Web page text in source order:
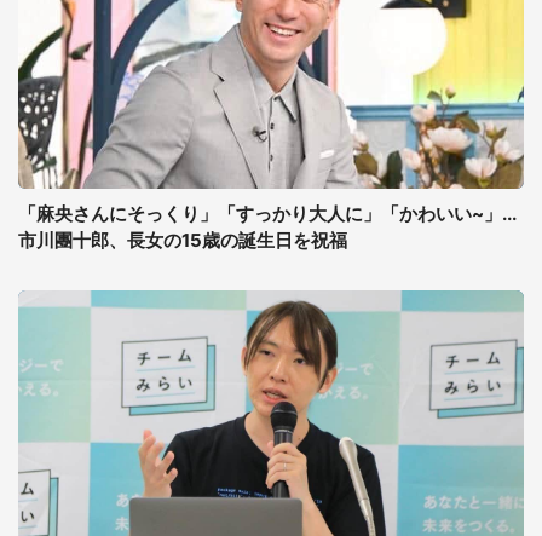
「麻央さんにそっくり」「すっかり大人に」「かわいい~」...
市川團十郎、長女の15歳の誕生日を祝福